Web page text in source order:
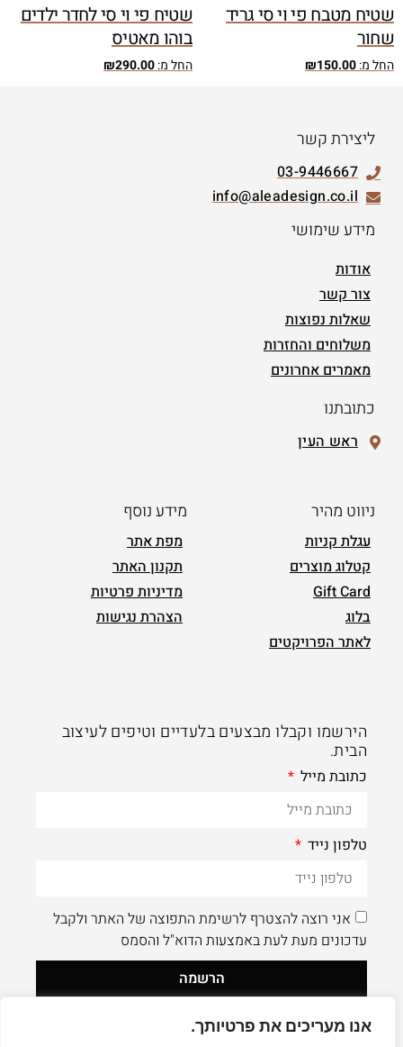
אנו מעריכים את פרטיותך.
שטיח מטבח פי וי סי גריד
שחור
החל מ: ₪150.00
שטיח פי וי סי לחדר ילדים
בוהו מאטיס
החל מ: ₪290.00
ליצירת קשר
03-9446667
info@aleadesign.co.il
מידע שימושי
אודות
צור קשר
שאלות נפוצות
משלוחים והחזרות
מאמרים אחרונים
כתובתנו
ראש העין
ניווט מהיר
עגלת קניות
קטלוג מוצרים
Gift Card
בלוג
לאתר הפרויקטים
מידע נוסף
מפת אתר
תקנון האתר
מדיניות פרטיות
הצהרת נגישות
הירשמו וקבלו מבצעים בלעדיים וטיפים לעיצוב
הבית.
כתובת מייל
טלפון נייד
אני רוצה להצטרף לרשימת התפוצה של האתר ולקבל
עדכונים מעת לעת באמצעות הדוא"ל והסמס
הרשמה
לעוד תוכן איכותי - תעקבו AleaDesign@